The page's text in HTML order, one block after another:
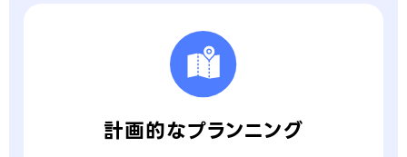
計画的なプランニング